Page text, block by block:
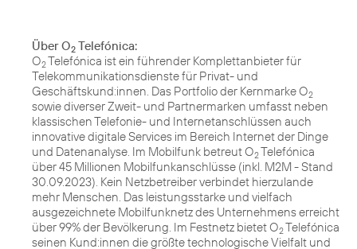
Über O2 Telefónica:
O2Telefónica ist ein führender Komplettanbieter für
Telekommunikationsdienste für Privat- und
Geschäftskund:innen. Das Portfolio der Kernmarke O2
sowie diverser Zweit- und Partnermarken umfasst neben
klassischen Telefonie- und Internetanschlüssen auch
innovative digitale Services im Bereich Internet der Dinge
und Datenanalyse. Im Mobilfunk betreut O2Telefónica
über 45 Millionen Mobilfunkanschlüsse (inkl. M2M - Stand
30.09.2023). Kein Netzbetreiber verbindet hierzulande
mehr Menschen. Das leistungsstarke und vielfach
ausgezeichnete Mobilfunknetz des Unternehmens erreicht
über 99% der Bevölkerung. Im Festnetz bietet O2Telefónica
seinen Kund:innen die größte technologische Vielfalt und